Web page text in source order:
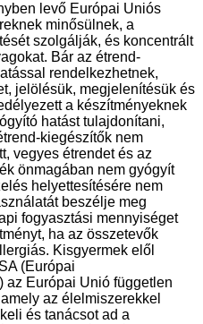
levő Európai Uniós
minősülnek, a
szolgálják, és koncentrált
Bár az étrend-
rendelkezhetnek,
jelölésük, megjelenítésük és
a készítményeknek
hatást tulajdonítani,
kiegészítők nem
vegyes étrendet és az
önmagában nem gyógyít
helyettesítésére nem
beszélje meg
fogyasztási mennyiséget
ha az összetevők
Kisgyermek elől
(Európai
az Európai Unió független
az élelmiszerekkel
és tanácsot ad a